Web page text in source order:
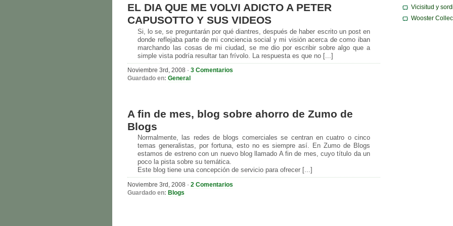
EL DIA QUE ME VOLVI ADICTO A PETER
CAPUSOTTO Y SUS VIDEOS
Si, lo se, se preguntarán por qué diantres, después de haber escrito un post en
donde reflejaba parte de mi conciencia social y mi visión acerca de como iban
marchando las cosas de mi ciudad, se me dio por escribir sobre algo que a
simple vista podría resultar tan frívolo. La respuesta es que no [...]
Noviembre 3rd, 2008 · 3 Comentarios
Guardado en: General
A fin de mes, blog sobre ahorro de Zumo de
Blogs
Normalmente, las redes de blogs comerciales se centran en cuatro o cinco
temas generalistas, por fortuna, esto no es siempre así. En Zumo de Blogs
estamos de estreno con un nuevo blog llamado A fin de mes, cuyo título da un
poco la pista sobre su temática.
Este blog tiene una concepción de servicio para ofrecer [...]
Noviembre 3rd, 2008 · 2 Comentarios
Guardado en: Blogs
Vicisitud y
Wooster